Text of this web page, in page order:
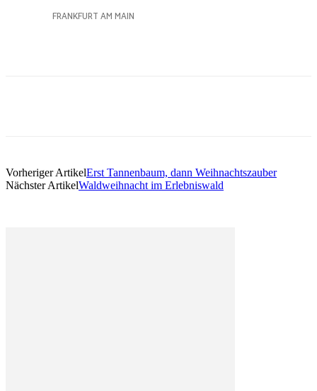
Vorheriger ArtikelErst Tannenbaum, dann Weihnachtszauber
Nächster ArtikelWaldweihnacht im Erlebniswald